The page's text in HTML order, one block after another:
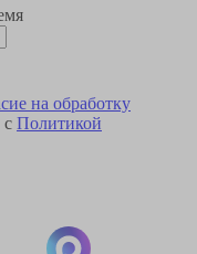
на обработку
с Политикой